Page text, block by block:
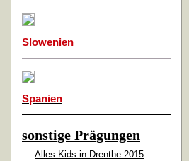
Slowenien
Spanien
sonstige Prägungen
Alles Kids in Drenthe 2015